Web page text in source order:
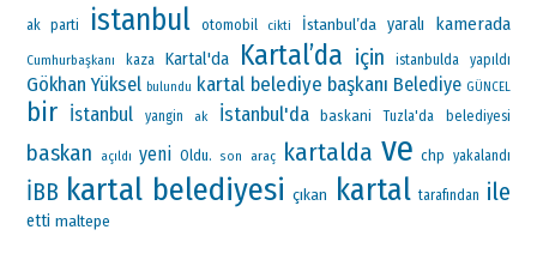
ak parti istanbul otomobil cikti İstanbul’da yaralı kamerada
Cumhurbaşkanı kaza Kartal'da Kartal’da için istanbulda yapıldı
Gökhan Yüksel bulundu kartal belediye başkanı Belediye GÜNCEL
bir İstanbul yangin ak İstanbul'da baskani Tuzla'da belediyesi
baskan açıldı yeni Oldu. son araç kartalda ve chp yakalandı
İBB kartal belediyesi çıkan kartal tarafından ile
etti maltepe